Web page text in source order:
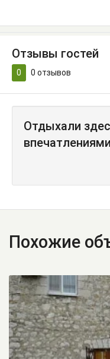
Отзывы гостей
0 0 отзывов
Отдыхали
Похожие